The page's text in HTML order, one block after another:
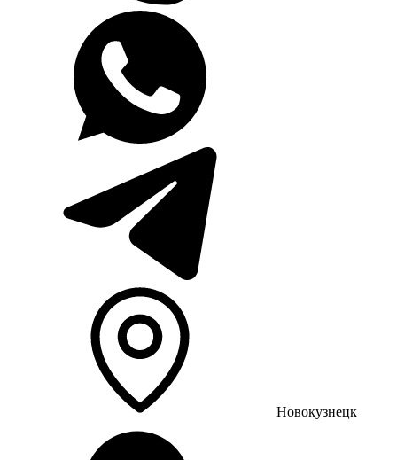
Новокузнецк